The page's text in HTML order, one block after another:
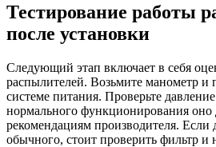
Тестирование работы
после установки
Следующий этап включает в себя
распылителей. Возьмите манометр и
системе питания. Проверьте
нормального функционирования оно
рекомендациям производителя. Если
обычного, стоит проверить фильтр и